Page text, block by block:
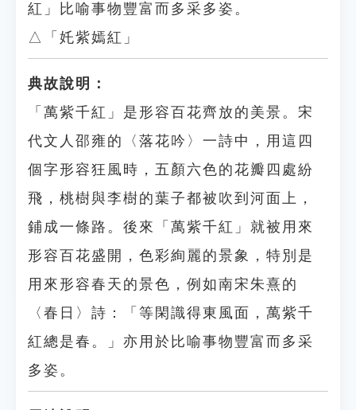
紅」比喻事物豐富而多采多姿。
△「奼紫嫣紅」
典故說明：
「萬紫千紅」是形容百花齊放的美景。宋
代文人邵雍的〈落花吟〉一詩中，用這四
個字形容狂風時，五顏六色的花瓣四處紛
飛，桃樹與李樹的葉子都被吹到河面上，
鋪成一條路。後來「萬紫千紅」就被用來
形容百花盛開，色彩絢麗的景象，特別是
用來形容春天的景色，例如南宋朱熹的
〈春日〉詩：「等閑識得東風面，萬紫千
紅總是春。」亦用於比喻事物豐富而多采
多姿。